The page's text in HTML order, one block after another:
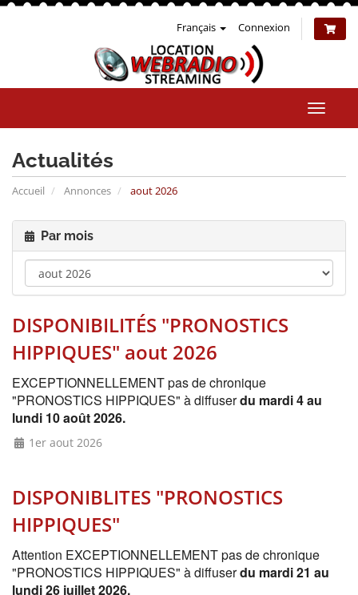
Français Connexion
la
Actualités
Accueil Annonces aout 2026
Par mois
DISPONIBILITÉS "PRONOSTICS
HIPPIQUES" aout 2026
EXCEPTIONNELLEMENT pas de chronique
"PRONOSTICS HIPPIQUES" à diffuserdu mardi 4 au
lundi 10 août 2026.
1er aout 2026
DISPONIBLITES "PRONOSTICS
HIPPIQUES"
Attention EXCEPTIONNELLEMENT pas de chronique
"PRONOSTICS HIPPIQUES" à diffuserdu mardi 21 au
lundi 26 juillet 2026.